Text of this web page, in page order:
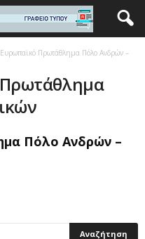
"Ευρωπαϊκό Πρωτάθλημα Πόλο Ανδρών –
Πρωτάθλημα
Πόλο Ανδρών –